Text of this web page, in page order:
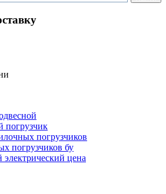
погрузчик
погрузчиков
погрузчиков бу
цена